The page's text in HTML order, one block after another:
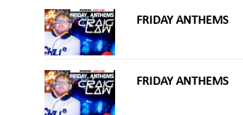
FRIDAY ANTHEMS
FRIDAY ANTHEMS